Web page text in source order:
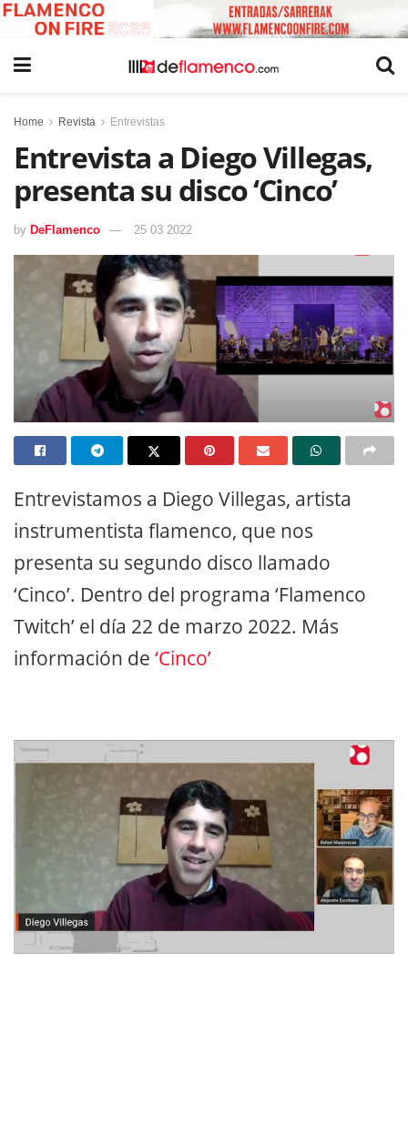
Home Revista Entrevistas
Entrevista a Diego Villegas,
presenta su disco ‘Cinco’
by DeFlamenco 25 03 2022
Entrevistamos a Diego Villegas, artista
instrumentista flamenco, que nos
presenta su segundo disco llamado
‘Cinco’. Dentro del programa ‘Flamenco
Twitch’ el día 22 de marzo 2022. Más
información de ‘Cinco’